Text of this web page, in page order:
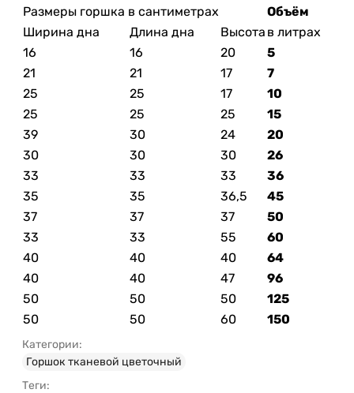
Размеры горшка в сантиметрах
Объём
Ширина дна
Длина дна Высота в литрах
16
16 20
5
21
21 17
7
25
25 17
10
25
25 25
15
39
30 24
20
30
30 30
26
33
33 33
36
35
35 36,5
45
37
37 37
50
33
33 55
60
40
40 40
64
40
40 47
96
50
50 50
125
50
50 60 150
Категории:
Горшок тканевой цветочный
Теги: